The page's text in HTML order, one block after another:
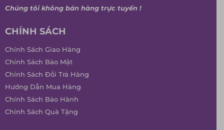
Chúng tôi không bán hàng trực tuyến !
CHÍNH SÁCH
Chính Sách Giao Hàng
Chính Sách Bảo Mật
Chính Sách Đổi Trả Hàng
Hướng Dẫn Mua Hàng
Chính Sách Bảo Hành
Chính Sách Quà Tặng